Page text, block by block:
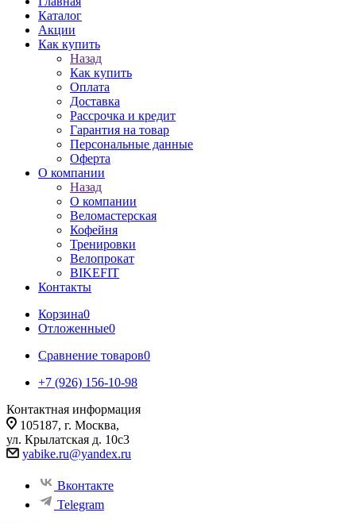
Каталог
Акции
Как купить
Назад
Как купить
Оплата
Доставка
Рассрочка и кредит
Гарантия на товар
Персональные данные
Оферта
О компании
Назад
О компании
Веломастерская
Кофейня
Тренировки
Велопрокат
BIKEFIT
Контакты
Корзина0
Отложенные0
Сравнение товаров0
+7 (926) 156-10-98
Контактная информация
105187, г. Москва,
ул. Крылатская д. 10с3
yabike.ru@yandex.ru
Вконтакте
Telegram